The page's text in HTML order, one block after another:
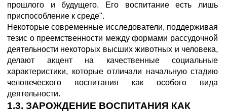
прошлого и будущего. Его воспитание есть лишь
приспособление к среде".
Некоторые современные исследователи, поддерживая
тезис о преемственности между формами рассудочной
деятельности некоторых высших животных и человека,
делают акцент на качественные социальные
характеристики, которые отличали начальную стадию
человеческого воспитания как особого вида
деятельности.
1.3. ЗАРОЖДЕНИЕ ВОСПИТАНИЯ КАК